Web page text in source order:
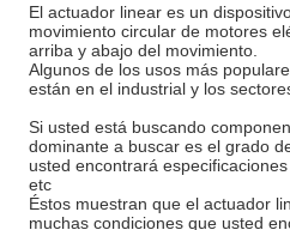
El actuador linear es un
movimiento circular de motores
arriba y abajo del movimiento.
Algunos de los usos más
están en el industrial y los
Si usted está buscando
dominante a buscar es el grado
usted encontrará
etc
Éstos muestran que el actuador
muchas condiciones que usted